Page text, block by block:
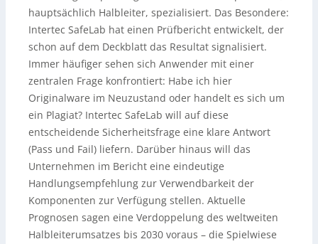
hauptsächlich Halbleiter, spezialisiert. Das Besondere:
Intertec SafeLab hat einen Prüfbericht entwickelt, der
schon auf dem Deckblatt das Resultat signalisiert.
Immer häufiger sehen sich Anwender mit einer
zentralen Frage konfrontiert: Habe ich hier
Originalware im Neuzustand oder handelt es sich um
ein Plagiat? Intertec SafeLab will auf diese
entscheidende Sicherheitsfrage eine klare Antwort
(Pass und Fail) liefern. Darüber hinaus will das
Unternehmen im Bericht eine eindeutige
Handlungsempfehlung zur Verwendbarkeit der
Komponenten zur Verfügung stellen. Aktuelle
Prognosen sagen eine Verdoppelung des weltweiten
Halbleiterumsatzes bis 2030 voraus – die Spielwiese